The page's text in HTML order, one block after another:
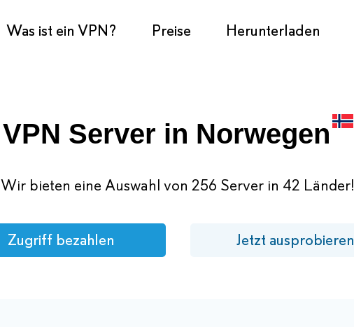
Was ist ein VPN? Preise Herunterladen
VPN Server in Norwegen
Wir bieten eine Auswahl von 256 Server in 42 Länder!
Zugriff bezahlen Jetzt ausprobieren